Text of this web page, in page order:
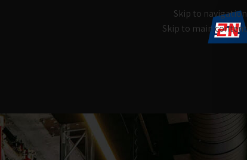
Skip to navigation
Skip to main content